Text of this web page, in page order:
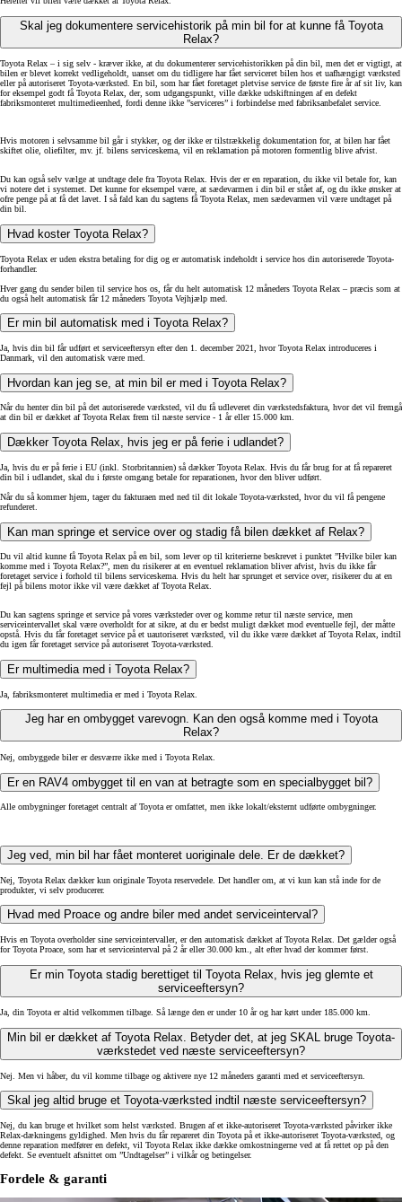
Skal jeg dokumentere servicehistorik på min bil for at kunne få Toyota
Relax?
Toyota Relax – i sig selv - kræver ikke, at du dokumenterer servicehistorikken på din bil, men det er vigtigt, at
bilen er blevet korrekt vedligeholdt, uanset om du tidligere har fået serviceret bilen hos et uafhængigt værksted
eller på autoriseret Toyota-værksted. En bil, som har fået foretaget pletvise service de første fire år af sit liv, kan
for eksempel godt få Toyota Relax, der, som udgangspunkt, ville dække udskiftningen af en defekt
fabriksmonteret multimedieenhed, fordi denne ikke ”serviceres” i forbindelse med fabriksanbefalet service.
Hvis motoren i selvsamme bil går i stykker, og der ikke er tilstrækkelig dokumentation for, at bilen har fået
skiftet olie, oliefilter, mv. jf. bilens serviceskema, vil en reklamation på motoren formentlig blive afvist.
Du kan også selv vælge at undtage dele fra Toyota Relax. Hvis der er en reparation, du ikke vil betale for, kan
vi notere det i systemet. Det kunne for eksempel være, at sædevarmen i din bil er stået af, og du ikke ønsker at
ofre penge på at få det lavet. I så fald kan du sagtens få Toyota Relax, men sædevarmen vil være undtaget på
din bil.
Hvad koster Toyota Relax?
Toyota Relax er uden ekstra betaling for dig og er automatisk indeholdt i service hos din autoriserede Toyota-
forhandler.
Hver gang du sender bilen til service hos os, får du helt automatisk 12 måneders Toyota Relax – præcis som at
du også helt automatisk får 12 måneders Toyota Vejhjælp med.
Er min bil automatisk med i Toyota Relax?
Ja, hvis din bil får udført et serviceeftersyn efter den 1. december 2021, hvor Toyota Relax introduceres i
Danmark, vil den automatisk være med.
Hvordan kan jeg se, at min bil er med i Toyota Relax?
Når du henter din bil på det autoriserede værksted, vil du få udleveret din værkstedsfaktura, hvor det vil fremgå
at din bil er dækket af Toyota Relax frem til næste service - 1 år eller 15.000 km.
Dækker Toyota Relax, hvis jeg er på ferie i udlandet?
Ja, hvis du er på ferie i EU (inkl. Storbritannien) så dækker Toyota Relax. Hvis du får brug for at få repareret
din bil i udlandet, skal du i første omgang betale for reparationen, hvor den bliver udført.
Når du så kommer hjem, tager du fakturaen med ned til dit lokale Toyota-værksted, hvor du vil få pengene
refunderet.
Kan man springe et service over og stadig få bilen dækket af Relax?
Du vil altid kunne få Toyota Relax på en bil, som lever op til kriterierne beskrevet i punktet ”Hvilke biler kan
komme med i Toyota Relax?”, men du risikerer at en eventuel reklamation bliver afvist, hvis du ikke får
foretaget service i forhold til bilens serviceskema. Hvis du helt har sprunget et service over, risikerer du at en
fejl på bilens motor ikke vil være dækket af Toyota Relax.
Du kan sagtens springe et service på vores værksteder over og komme retur til næste service, men
serviceintervallet skal være overholdt for at sikre, at du er bedst muligt dækket mod eventuelle fejl, der måtte
opstå. Hvis du får foretaget service på et uautoriseret værksted, vil du ikke være dækket af Toyota Relax, indtil
du igen får foretaget service på autoriseret Toyota-værksted.
Er multimedia med i Toyota Relax?
Ja, fabriksmonteret multimedia er med i Toyota Relax.
Jeg har en ombygget varevogn. Kan den også komme med i Toyota
Relax?
Nej, ombyggede biler er desværre ikke med i Toyota Relax.
Er en RAV4 ombygget til en van at betragte som en specialbygget bil?
Alle ombygninger foretaget centralt af Toyota er omfattet, men ikke lokalt/eksternt udførte ombygninger.
Jeg ved, min bil har fået monteret uoriginale dele. Er de dækket?
Nej, Toyota Relax dækker kun originale Toyota reservedele. Det handler om, at vi kun kan stå inde for de
produkter, vi selv producerer.
Hvad med Proace og andre biler med andet serviceinterval?
Hvis en Toyota overholder sine serviceintervaller, er den automatisk dækket af Toyota Relax. Det gælder også
for Toyota Proace, som har et serviceinterval på 2 år eller 30.000 km., alt efter hvad der kommer først.
Er min Toyota stadig berettiget til Toyota Relax, hvis jeg glemte et
serviceeftersyn?
Ja, din Toyota er altid velkommen tilbage. Så længe den er under 10 år og har kørt under 185.000 km.
Min bil er dækket af Toyota Relax. Betyder det, at jeg SKAL bruge Toyota-
værkstedet ved næste serviceeftersyn?
Nej. Men vi håber, du vil komme tilbage og aktivere nye 12 måneders garanti med et serviceeftersyn.
Skal jeg altid bruge et Toyota-værksted indtil næste serviceeftersyn?
Nej, du kan bruge et hvilket som helst værksted. Brugen af ​​et ikke-autoriseret Toyota-værksted påvirker ikke
Relax-dækningens gyldighed. Men hvis du får repareret din Toyota på et ikke-autoriseret Toyota-værksted, og
denne reparation medfører en defekt, vil Toyota Relax ikke dække omkostningerne ved at få rettet op på den
defekt. Se eventuelt afsnittet om ”Undtagelser” i vilkår og betingelser.
Fordele & garanti